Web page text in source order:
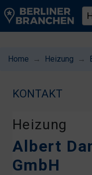
Home Heizung
KONTAKT
Heizung
Albert
GmbH